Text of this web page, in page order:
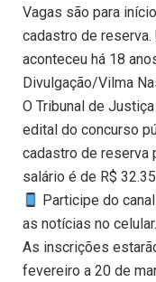
Vagas são para
cadastro de
aconteceu há 18
Divulgação/Vilma
O Tribunal de
edital do concurso
cadastro de reserva
salário é de R$
Participe do
as notícias no celular.
As inscrições
fevereiro a 20 de